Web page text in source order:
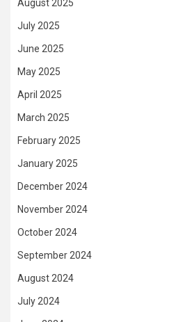
August 2025
July 2025
June 2025
May 2025
April 2025
March 2025
February 2025
January 2025
December 2024
November 2024
October 2024
September 2024
August 2024
July 2024